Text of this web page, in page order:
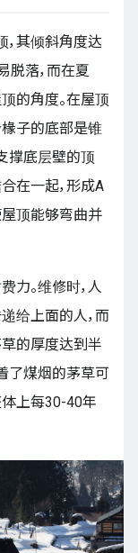
其倾斜角度达
脱落，而在夏
的角度。在屋顶
子的底部是锥
撑底层壁的顶
在一起，形成A
顶能够弯曲并
力。维修时，人
给上面的人，而
的厚度达到半
了煤烟的茅草可
上每30-40年